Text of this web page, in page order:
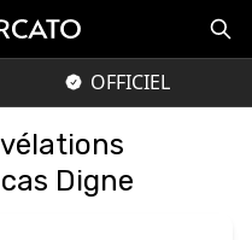
OFFICIEL
Digne